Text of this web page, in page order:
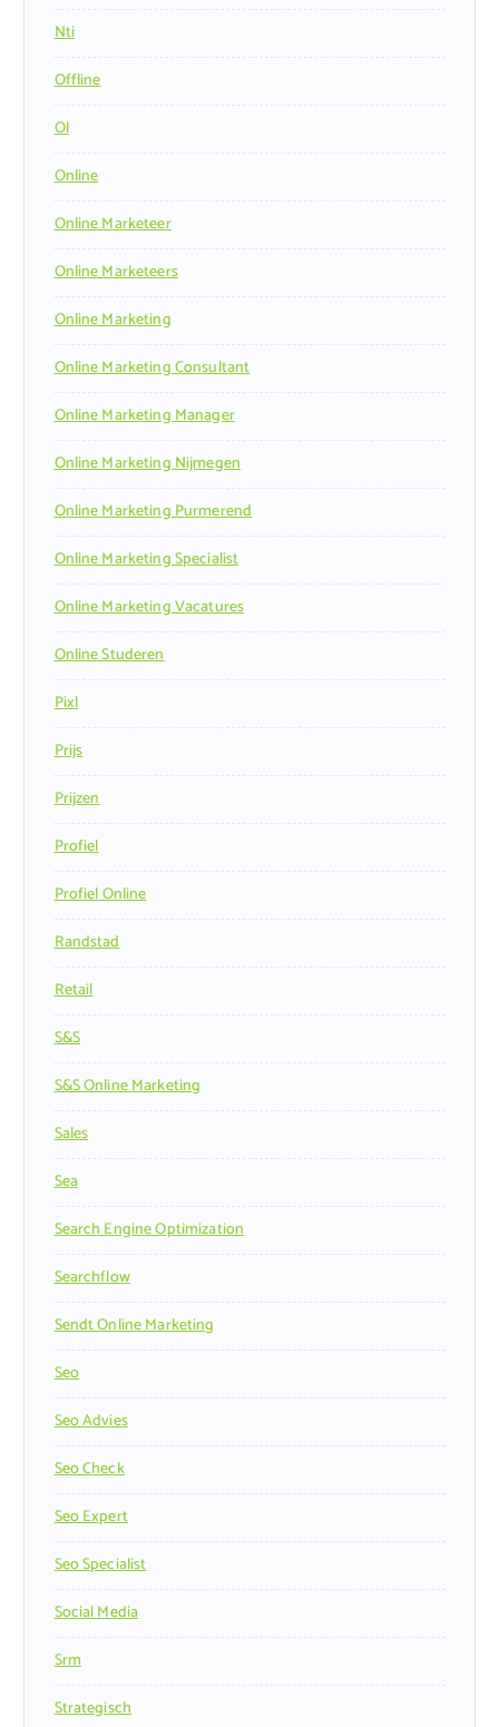
Nti
Offline
Ol
Online
Online Marketeer
Online Marketeers
Online Marketing
Online Marketing Consultant
Online Marketing Manager
Online Marketing Nijmegen
Online Marketing Purmerend
Online Marketing Specialist
Online Marketing Vacatures
Online Studeren
Pixl
Prijs
Prijzen
Profiel
Profiel Online
Randstad
Retail
S&s
S&s Online Marketing
Sales
Sea
Search Engine Optimization
Searchflow
Sendt Online Marketing
Seo
Seo Advies
Seo Check
Seo Expert
Seo Specialist
Social Media
Srm
Strategisch